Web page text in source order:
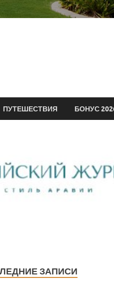
ПУТЕШЕСТВИЯ БОНУС
ЗАПИСИ